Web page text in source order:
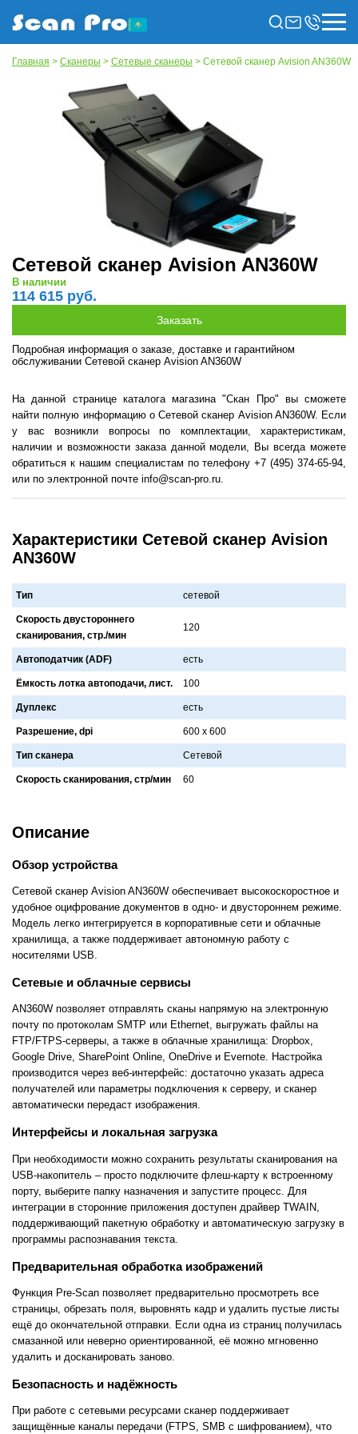
Главная > Сканеры > Сетевые сканеры > Сетевой сканер Avision AN360W
Сетевой сканер Avision AN360W
В наличии
114 615 руб.
Подробная информация о заказе, доставке и гарантийном
обслуживании Сетевой сканер Avision AN360W
На данной странице каталога магазина "Скан Про" вы сможете
найти полную информацию о Сетевой сканер Avision AN360W. Если
у вас возникли вопросы по комплектации, характеристикам,
наличии и возможности заказа данной модели, Вы всегда можете
обратиться к нашим специалистам по телефону +7 (495) 374-65-94,
или по электронной почте info@scan-pro.ru.
Характеристики Сетевой сканер Avision
AN360W
Тип сетевой
Скорость двустороннего
сканирования, стр./мин
120
Автоподатчик (ADF) есть
Ёмкость лотка автоподачи, лист. 100
Дуплекс есть
Разрешение, dpi 600 x 600
Тип сканера Сетевой
Скорость сканирования, стр/мин 60
Описание
Обзор устройства
Сетевой сканер Avision AN360W обеспечивает высокоскоростное и
удобное оцифрование документов в одно- и двустороннем режиме.
Модель легко интегрируется в корпоративные сети и облачные
хранилища, а также поддерживает автономную работу с
носителями USB.
Сетевые и облачные сервисы
AN360W позволяет отправлять сканы напрямую на электронную
почту по протоколам SMTP или Ethernet, выгружать файлы на
FTP/FTPS-серверы, а также в облачные хранилища: Dropbox,
Google Drive, SharePoint Online, OneDrive и Evernote. Настройка
производится через веб-интерфейс: достаточно указать адреса
получателей или параметры подключения к серверу, и сканер
автоматически передаст изображения.
Интерфейсы и локальная загрузка
При необходимости можно сохранить результаты сканирования на
USB-накопитель – просто подключите флеш-карту к встроенному
порту, выберите папку назначения и запустите процесс. Для
интеграции в сторонние приложения доступен драйвер TWAIN,
поддерживающий пакетную обработку и автоматическую загрузку в
программы распознавания текста.
Предварительная обработка изображений
Функция Pre-Scan позволяет предварительно просмотреть все
страницы, обрезать поля, выровнять кадр и удалить пустые листы
ещё до окончательной отправки. Если одна из страниц получилась
смазанной или неверно ориентированной, её можно мгновенно
удалить и досканировать заново.
Безопасность и надёжность
При работе с сетевыми ресурсами сканер поддерживает
защищённые каналы передачи (FTPS, SMB с шифрованием), что